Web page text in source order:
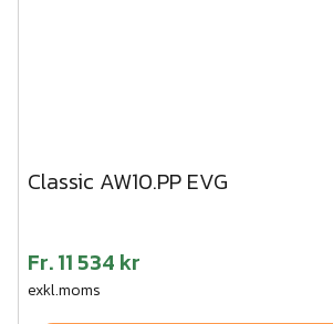
Classic AW10.PP EVG
Fr.11 534 kr
exkl.moms